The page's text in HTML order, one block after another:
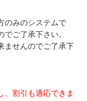
のみのシステムで
ご了承下さい。
ませんのでご了承下
、割引も適応できま